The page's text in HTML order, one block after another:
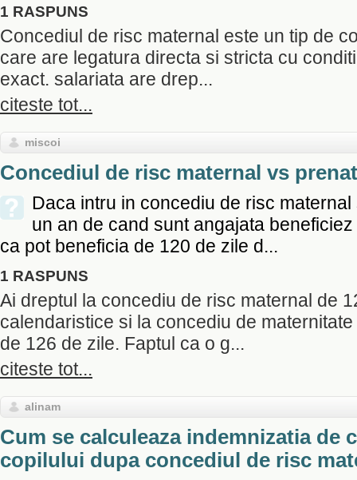
1 RASPUNS
Concediul de risc maternal este un tip de
care are legatura directa si stricta cu
exact. salariata are drep...
citeste tot...
miscoi
Concediul de risc maternal vs
Daca intru in concediu de risc
un an de cand sunt angajata
ca pot beneficia de 120 de zile d...
1 RASPUNS
Ai dreptul la concediu de risc maternal de
calendaristice si la concediu de
de 126 de zile. Faptul ca o g...
citeste tot...
alinam
Cum se calculeaza indemnizatia de
copilului dupa concediul de risc